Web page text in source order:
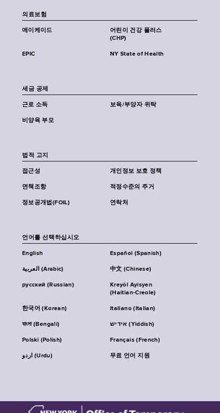
의료보험
메이케이드
어린이 건강 플러스
(CHP)
EPIC NY State of Health
세금 공제
근로 소득 보육/부양자 위탁
비양육 부모
법적 고지
접근성 개인정보 보호 정책
면책조항 적정수준의 주거
정보공개법(FOIL) 연락처
언어를 선택하십시오
English Español (Spanish)
العربية (Arabic) 中文 (Chinese)
русский (Russian)
Kreyòl Ayisyen
(Haitian-Creole)
한국어 (Korean) Italiano (Italian)
বাংলা (Bengali) אידיש (Yiddish)
Polski (Polish) Français (French)
اردو (Urdu) 무료 언어 지원